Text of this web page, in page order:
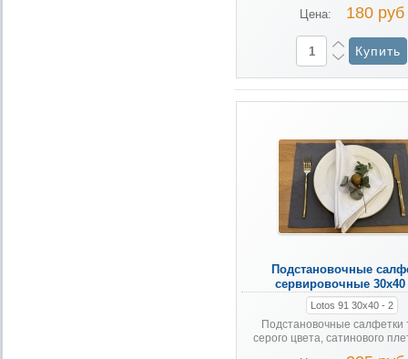
Цена: 180 руб
Подстановочные
сервировочные
Lotos 91 30х40 - 2
Подстановочные салфетки
серого цвета, сатинового